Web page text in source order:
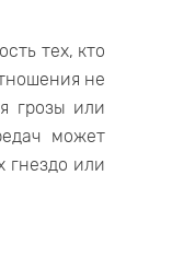
тех, кто
не
грозы или
может
гнездо или